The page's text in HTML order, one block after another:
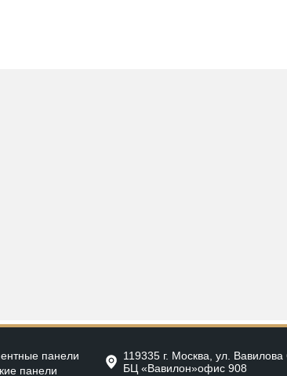
панели
панели
119335 г. Москва, ул. Вавилова
БЦ «Вавилон»офис 908